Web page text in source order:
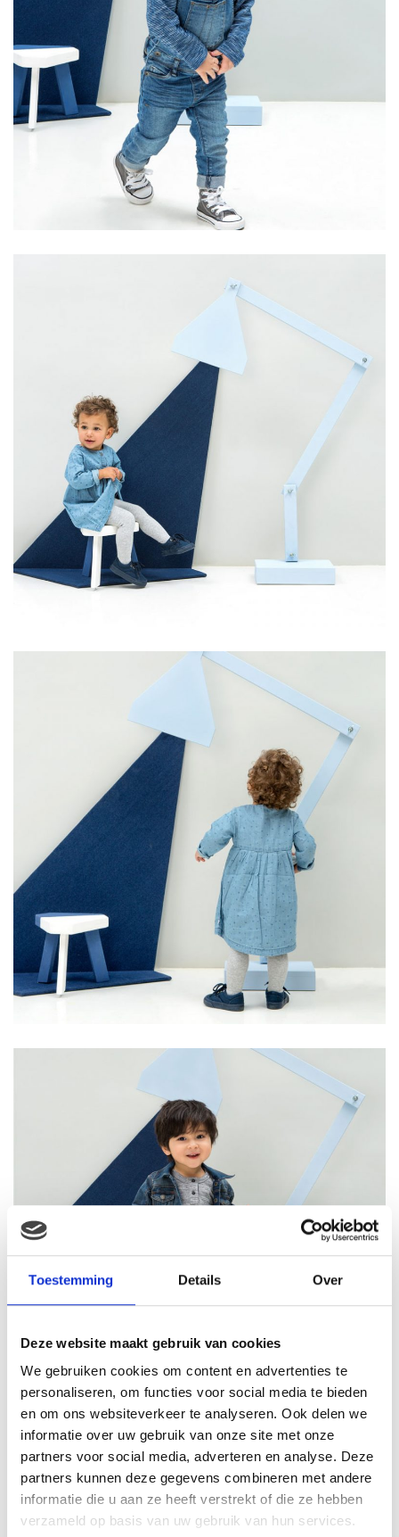
Toestemming Details Over
Deze website maakt gebruik van cookies
We gebruiken cookies om content en advertenties te
personaliseren, om functies voor social media te bieden
en om ons websiteverkeer te analyseren. Ook delen we
informatie over uw gebruik van onze site met onze
partners voor social media, adverteren en analyse. Deze
partners kunnen deze gegevens combineren met andere
informatie die u aan ze heeft verstrekt of die ze hebben
verzameld op basis van uw gebruik van hun services.